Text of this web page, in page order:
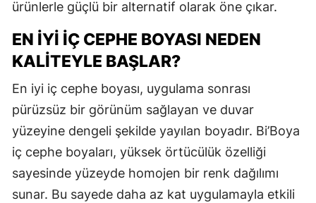
ürünlerle güçlü bir alternatif olarak öne çıkar.
EN İYI İÇ CEPHE BOYASI NEDEN
KALITEYLE BAŞLAR?
En iyi iç cephe boyası, uygulama sonrası
pürüzsüz bir görünüm sağlayan ve duvar
yüzeyine dengeli şekilde yayılan boyadır. Bi’Boya
iç cephe boyaları, yüksek örtücülük özelliği
sayesinde yüzeyde homojen bir renk dağılımı
sunar. Bu sayede daha az kat uygulamayla etkili